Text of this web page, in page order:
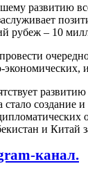
развитию
рубеж – 10
стало
и Китай
канал.